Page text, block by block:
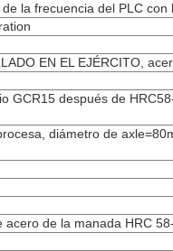
la frecuencia del PLC con
EN EL EJÉRCITO,
GCR15 después de
diámetro de
acero de la manada HRC